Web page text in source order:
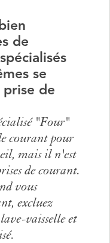
de
se
de
"Four"
courant pour
mais il n'est
de courant.
vous
excluez
vaisselle et